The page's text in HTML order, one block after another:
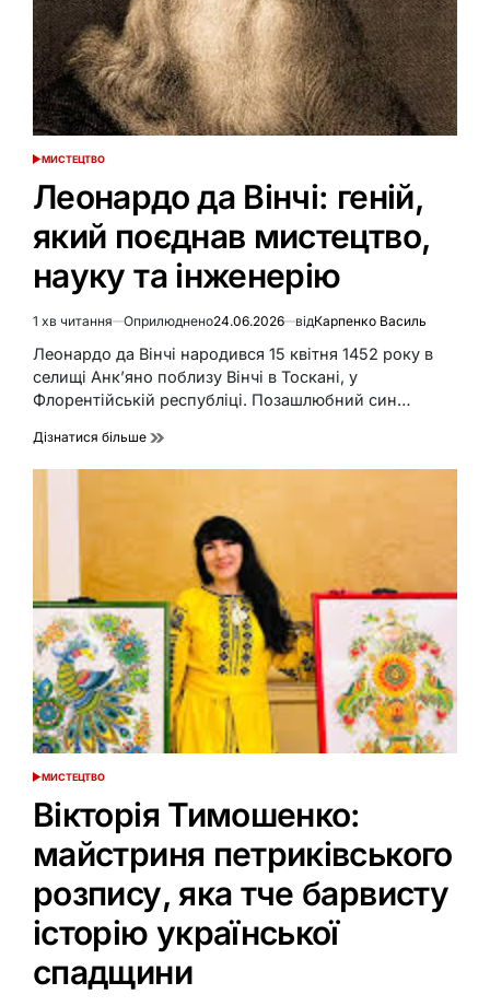
ОПУБЛІКУВАТИ
МИСТЕЦТВО
Леонардо да Вінчі: геній,
який поєднав мистецтво,
науку та інженерію
Орієнтовний
час
читання
1 хв читання Оприлюднено24.06.2026 відКарпенко Василь
Леонардо да Вінчі народився 15 квітня 1452 року в
селищі Анк’яно поблизу Вінчі в Тоскані, у
Флорентійській республіці. Позашлюбний син…
Дізнатися більше
ОПУБЛІКУВАТИ
МИСТЕЦТВО
Вікторія Тимошенко:
майстриня петриківського
розпису, яка тче барвисту
історію української
спадщини